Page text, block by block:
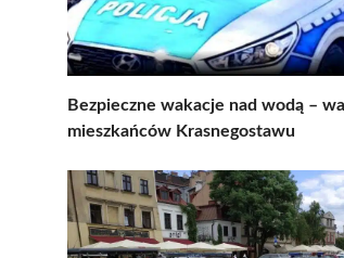
Bezpieczne wakacje nad wodą –
mieszkańców Krasnegostawu